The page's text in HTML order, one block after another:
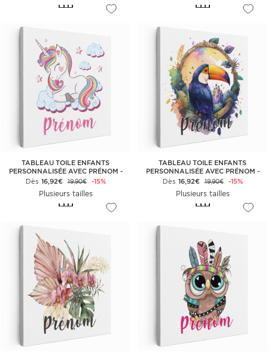
TABLEAU TOILE ENFANTS
PERSONNALISÉE AVEC PRÉNOM -
LICORNE NUAGES
Dès 16,92€ 19,90€ -15%
Plusieurs tailles
TABLEAU TOILE ENFANTS
PERSONNALISÉE AVEC PRÉNOM -
TOUCAN
Dès 16,92€ 19,90€ -15%
Plusieurs tailles